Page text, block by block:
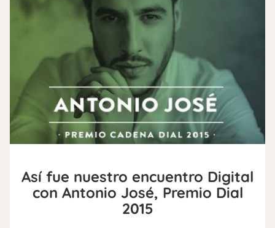
Así fue nuestro encuentro Digital
con Antonio José, Premio Dial
2015